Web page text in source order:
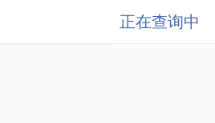
正在查询中